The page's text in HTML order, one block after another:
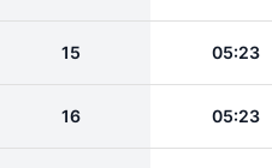
15 05:23
16 05:23